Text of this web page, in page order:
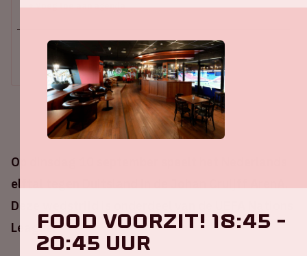
Op dinsdag 10 september speelt het Nederlands
elftal tegen Duitsland in de Johan Cruijff ArenA.
Deze wedstrijd is onderdeel van de UEFA Nations
League.
+ Voeg toe aan agenda
UITVERKOCHT
FOOD VOORZIT! 18:45 -
20:45 uur